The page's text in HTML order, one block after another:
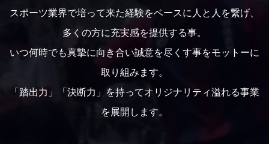
スポーツ業界で培って来た経験をベースに人と人を繋げ、
多くの方に充実感を提供する事。
いつ何時でも真摯に向き合い誠意を尽くす事をモットーに
取り組みます。
「踏出力」「決断力」を持ってオリジナリティ溢れる事業
を展開します。